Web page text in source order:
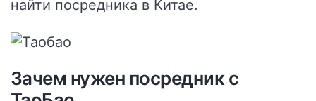
найти посредника в Китае.
Зачем нужен посредник с